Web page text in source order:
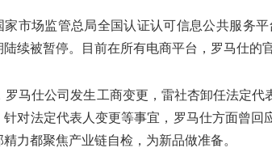
家市场监管总局全国认证认可信息公共服务
陆续被暂停。目前在所有电商平台，罗马仕的
罗马仕公司发生工商变更，雷社杏卸任法定
针对法定代表人变更等事宜，罗马仕方面曾回
力都聚焦产业链自检，为新品做准备。